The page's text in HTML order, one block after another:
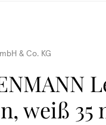
& Co. KG
weiß 35